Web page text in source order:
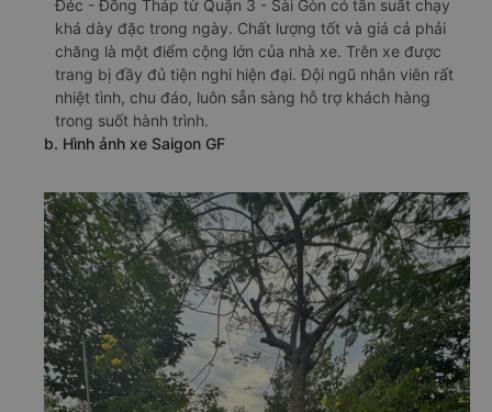
Đéc - Đồng Tháp từ Quận 3 - Sài Gòn có tần suất chạy
khá dày đặc trong ngày. Chất lượng tốt và giá cả phải
chăng là một điểm cộng lớn của nhà xe. Trên xe được
trang bị đầy đủ tiện nghi hiện đại. Đội ngũ nhân viên rất
nhiệt tình, chu đáo, luôn sẵn sàng hỗ trợ khách hàng
trong suốt hành trình.
b. Hình ảnh xe Saigon GF